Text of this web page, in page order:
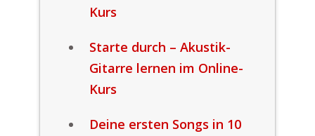
Kurs
Starte durch – Akustik-
Gitarre lernen im Online-
Kurs
Deine ersten Songs in 10